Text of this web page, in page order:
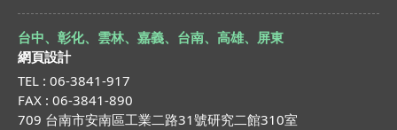
台中、彰化、雲林、嘉義、台南、高雄、屏東
網頁設計
TEL : 06-3841-917
FAX : 06-3841-890
709 台南市安南區工業二路31號研究二館310室